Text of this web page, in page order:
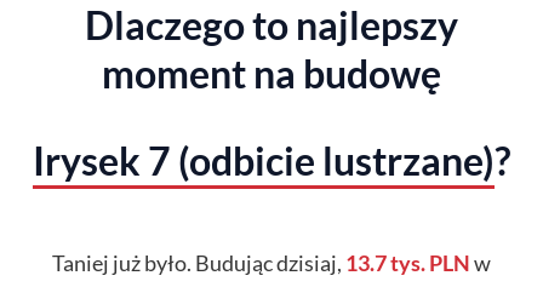
Dlaczego to najlepszy
moment na budowę
Irysek 7 (odbicie lustrzane)?
Taniej już było. Budując dzisiaj, 13.7 tys. PLNw